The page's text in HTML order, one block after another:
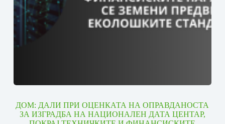
ДОМ: ДАЛИ ПРИ ОЦЕНКАТА НА ОПРАВДАНОСТА
ЗА ИЗГРАДБА НА НАЦИОНАЛЕН ДАТА ЦЕНТАР,